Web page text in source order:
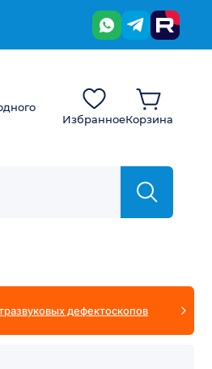
ИзбранноеКорзина
дефектоскопов